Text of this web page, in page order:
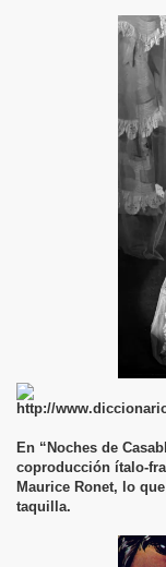
En “Noches de
coproducción ítalo-
Maurice Ronet, lo
taquilla.